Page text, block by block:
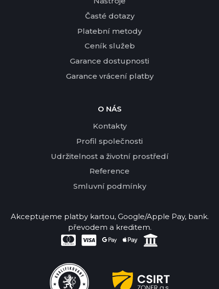
Časté dotazy
Platební metody
Ceník služeb
Garance dostupnosti
Garance vrácení platby
O NÁS
Kontakty
Profil společnosti
Udržitelnost a životní prostředí
Reference
Smluvní podmínky
Akceptujeme platby kartou, Google/Apple Pay, bank.
převodem a kreditem.